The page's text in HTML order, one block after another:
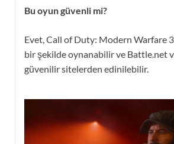
Bu oyun güvenli mi?
Evet, Call of Duty: Modern Warfare
bir şekilde oynanabilir ve Battle.net
güvenilir sitelerden edinilebilir.